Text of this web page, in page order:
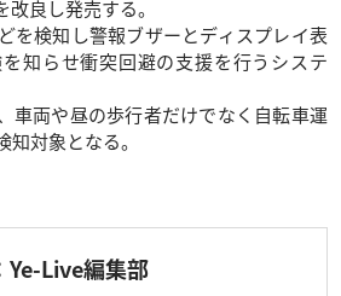
良し発売する。
を検知し警報ブザーとディスプレイ表
知らせ衝突回避の支援を行うシステ
車両や昼の歩行者だけでなく自転車運
対象となる。
Ye-Live編集部